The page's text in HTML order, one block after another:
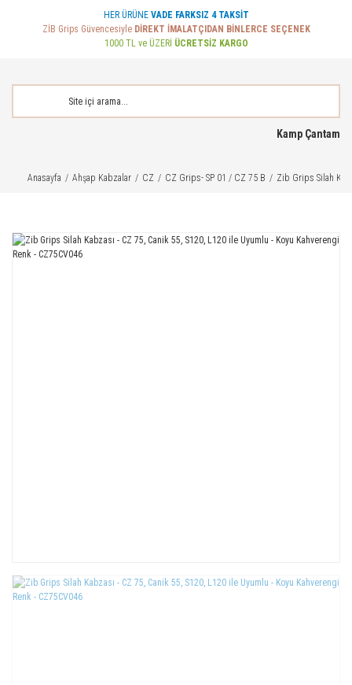
HER ÜRÜNE VADE FARKSIZ 4 TAKSİT
ZİB Grips Güvencesiyle DİREKT İMALATÇIDAN BİNLERCE SEÇENEK
1000 TL ve ÜZERİ ÜCRETSİZ KARGO
Kamp Çantam
Anasayfa Ahşap Kabzalar CZ CZ Grips- SP 01 / CZ 75 B Zib Grips Silah